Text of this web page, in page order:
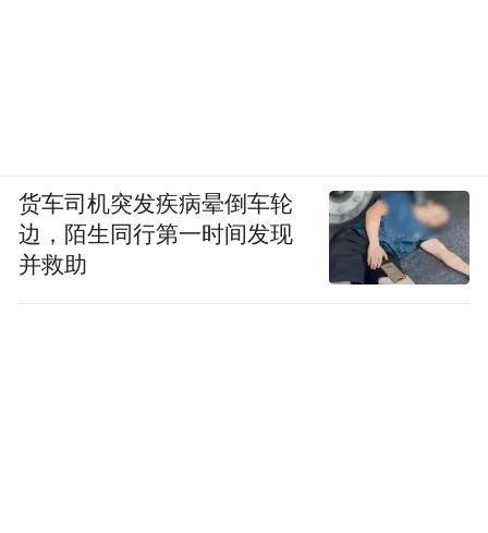
货车司机突发疾病晕倒车轮
边，陌生同行第一时间发现
并救助